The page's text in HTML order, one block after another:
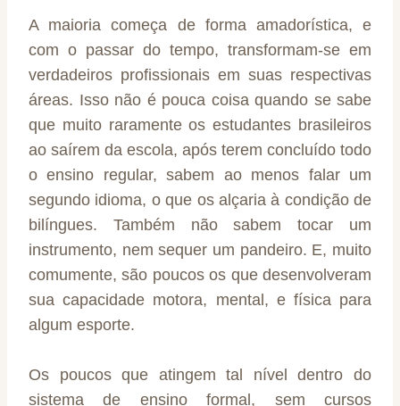
A maioria começa de forma amadorística, e
com o passar do tempo, transformam-se em
verdadeiros profissionais em suas respectivas
áreas. Isso não é pouca coisa quando se sabe
que muito raramente os estudantes brasileiros
ao saírem da escola, após terem concluído todo
o ensino regular, sabem ao menos falar um
segundo idioma, o que os alçaria à condição de
bilíngues. Também não sabem tocar um
instrumento, nem sequer um pandeiro. E, muito
comumente, são poucos os que desenvolveram
sua capacidade motora, mental, e física para
algum esporte.
Os poucos que atingem tal nível dentro do
sistema de ensino formal, sem cursos